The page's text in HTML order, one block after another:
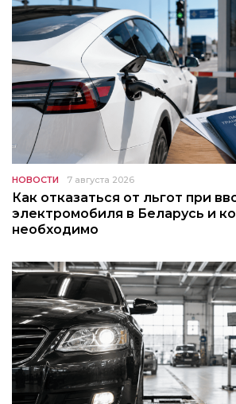
НОВОСТИ 7 августа 2026
Как отказаться от льгот при
электромобиля в Беларусь и
необходимо